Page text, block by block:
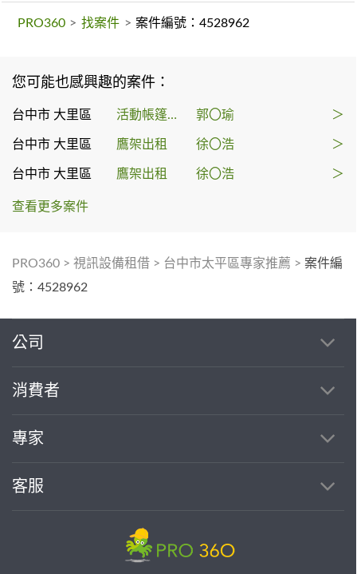
PRO360 > 找案件 > 案件編號：4528962
您可能也感興趣的案件：
台中市 大里區 活動帳篷出租 郭〇瑜 ＞
台中市 大里區 鷹架出租 徐〇浩 ＞
台中市 大里區 鷹架出租 徐〇浩 ＞
查看更多案件
PRO360 > 視訊設備租借 > 台中市太平區專家推薦 > 案件編
號：4528962
公司
消費者
專家
客服